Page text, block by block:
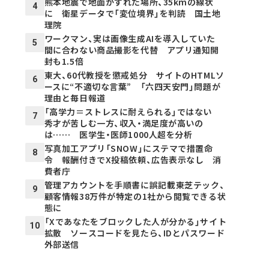
4
に 衛星データで「変位境界」を判読 国土地
理院
5
ワークマン、実は画像生成AIを導入していた
間に合わない商品撮影を代替 アプリ通知開
封も1.5倍
6
東大、60代教授を懲戒処分 サイトのHTMLソ
ースに“不適切な言葉” 「六四天安門」問題が
理由と毎日報道
7
「高学力＝ストレスに耐えられる」ではない
秀才が苦しむ一方、収入・満足度が高いの
は…… 医学生・医師1000人超を分析
8
写真加工アプリ「SNOW」にステマで措置命
令 報酬付きでX投稿依頼、広告表示なし 消
費者庁
9
管理アカウントを手順書に誤記載――東芝テック、
顧客情報38万件が特定の1社から閲覧できる状
態に
10
「Xであなたをブロックした人が分かる」サイト
拡散 ソースコードを見たら、IDとパスワード
外部送信